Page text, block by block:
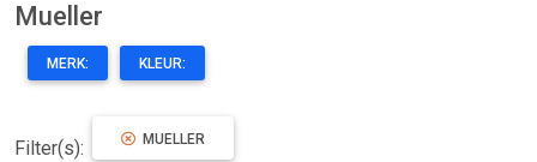
Mueller
MERK: KLEUR:
Filter(s): MUELLER